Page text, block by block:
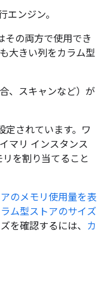
ンジン。
その両方で使用でき
大きい列をカラム型
、スキャンなど）が
定されています。ワ
マリ インスタンス
を割り当てること
のメモリ使用量を表
ム型ストアのサイズ
を確認するには、
カ